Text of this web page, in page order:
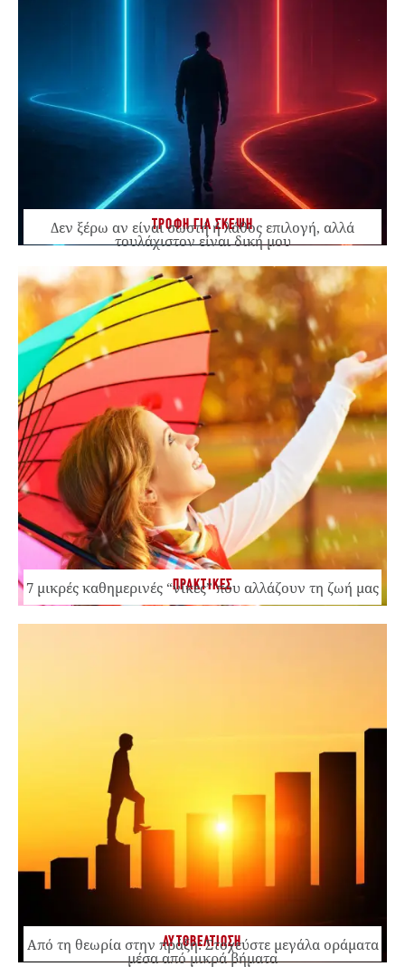
ΤΡΟΦΗ ΓΙΑ ΣΚΕΨΗ
Δεν ξέρω αν είναι σωστή ή λάθος επιλογή, αλλά
τουλάχιστον είναι δική μου
ΠΡΑΚΤΙΚΕΣ
7 μικρές καθημερινές “νίκες” που αλλάζουν τη ζωή μας
ΑΥΤΟΒΕΛΤΙΩΣΗ
Από τη θεωρία στην πράξη: Στοχεύστε μεγάλα οράματα
μέσα από μικρά βήματα